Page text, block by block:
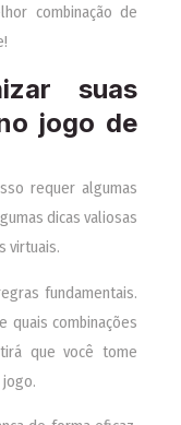
combinação de
suas
jogo de
requer algumas
dicas valiosas
virtuais.
fundamentais.
quais combinações
que você tome